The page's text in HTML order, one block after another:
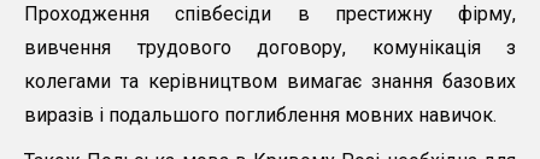
Проходження співбесіди в престижну фірму,
вивчення трудового договору, комунікація з
колегами та керівництвом вимагає знання базових
виразів і подальшого поглиблення мовних навичок.